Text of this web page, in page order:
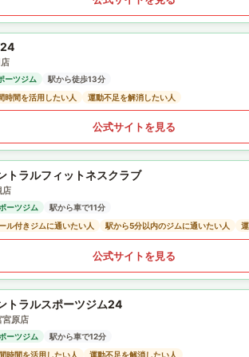
ーツジム
駅から徒歩13分
時間を活用したい人
運動不足を解消したい人
公式サイトを見る
トラルフィットネスクラブ
店
ーツジム
駅から車で11分
ル付きジムに通いたい人
駅から5分以内のジムに通いたい人
公式サイトを見る
トラルスポーツジム24
宮原店
ーツジム
駅から車で12分
時間を活用したい人
運動不足を解消したい人